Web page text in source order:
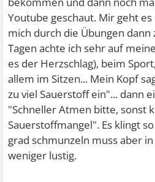
Youtube geschaut. Mir geht
mich durch die Übungen dann
Tagen achte ich sehr auf
es der Herzschlag), beim
allem im Sitzen... Mein Kopf
zu viel Sauerstoff ein"... dann
"Schneller Atmen bitte, sonst
Sauerstoffmangel". Es klingt
grad schmunzeln muss aber
weniger lustig.